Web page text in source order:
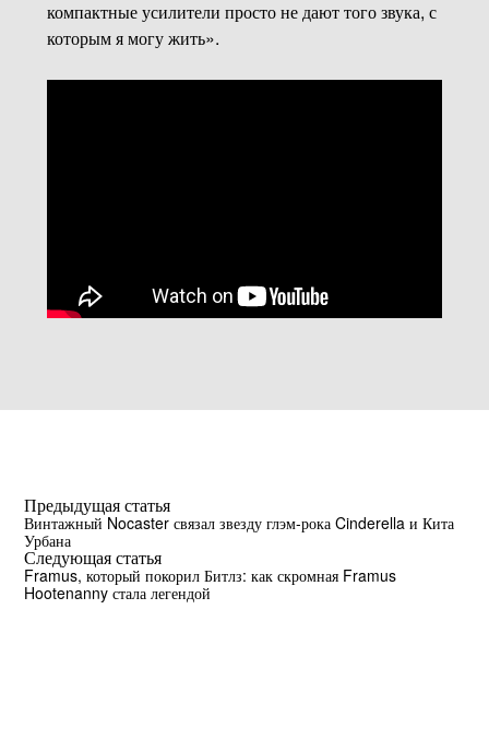
компактные усилители просто не дают того звука, с
которым я могу жить».
Предыдущая статья
Винтажный Nocaster связал звезду глэм-рока Cinderella и Кита
Урбана
Следующая статья
Framus, который покорил Битлз: как скромная Framus
Hootenanny стала легендой